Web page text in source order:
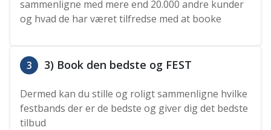
sammenligne med mere end 20.000 andre kunder
og hvad de har været tilfredse med at booke
3 3) Book den bedste og FEST
Dermed kan du stille og roligt sammenligne hvilke
festbands der er de bedste og giver dig det bedste
tilbud